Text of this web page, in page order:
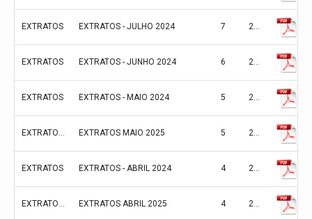
EXTRATOS EXTRATOS - JULHO 2024 7 2024
EXTRATOS EXTRATOS - JUNHO 2024 6 2024
EXTRATOS EXTRATOS - MAIO 2024 5 2024
EXTRATOS 2025** EXTRATOS MAIO 2025 5 2024
EXTRATOS EXTRATOS - ABRIL 2024 4 2024
EXTRATOS 2025** EXTRATOS ABRIL 2025 4 2024